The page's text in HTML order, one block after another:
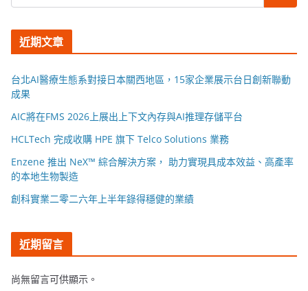
近期文章
台北AI醫療生態系對接日本關西地區，15家企業展示台日創新聯動
成果
AIC將在FMS 2026上展出上下文內存與AI推理存儲平台
HCLTech 完成收購 HPE 旗下 Telco Solutions 業務
Enzene 推出 NeX™ 綜合解決方案， 助力實現具成本效益、高產率
的本地生物製造
創科實業二零二六年上半年錄得穩健的業績
近期留言
尚無留言可供顯示。